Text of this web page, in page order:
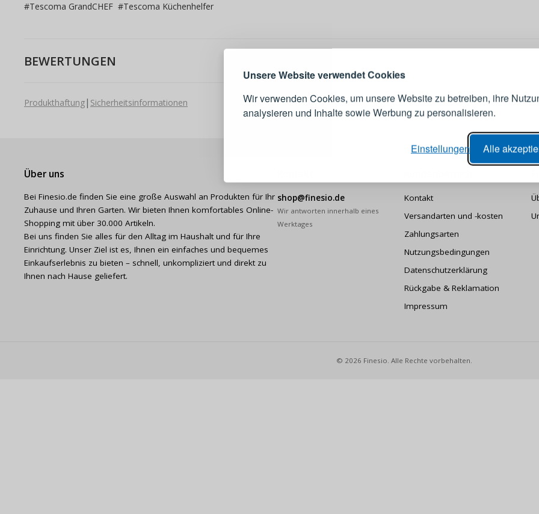
Unsere Website verwendet Cookies
Wir verwenden Cookies, um unsere Website zu betreiben, ihre
analysieren und Inhalte sowie Werbung zu personalisieren.
Alle
Einstellungen
#Tescoma GrandCHEF #Tescoma Küchenhelfer
BEWERTUNGEN
Produkthaftung| Sicherheitsinformationen
Über uns
Bei Finesio.de finden Sie eine große Auswahl an Produkten für Ihr
Zuhause und Ihren Garten. Wir bieten Ihnen komfortables Online-
Shopping mit über 30.000 Artikeln.
Bei uns finden Sie alles für den Alltag im Haushalt und für Ihre
Einrichtung. Unser Ziel ist es, Ihnen ein einfaches und bequemes
Einkaufserlebnis zu bieten – schnell, unkompliziert und direkt zu
Ihnen nach Hause geliefert.
shop@finesio.de
Wir antworten innerhalb eines
Werktages
Kontakt
Versandarten und -kosten
Zahlungsarten
Nutzungsbedingungen
Datenschutzerklärung
Rückgabe & Reklamation
Impressum
© 2026 Finesio. Alle Rechte vorbehalten.
Live-Überblick über Änderungen an der
Bestellung,
E-Mail-Adresse
Passwort